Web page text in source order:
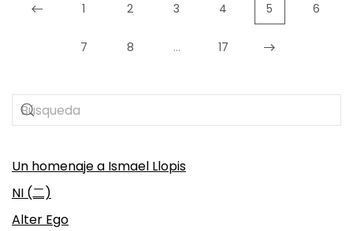
1 2 3 4 5 6
7 8 … 17
Un homenaje a Ismael Llopis
NI (二)
Alter Ego